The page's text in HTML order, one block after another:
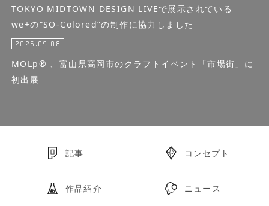
TOKYO MIDTOWN DESIGN LIVEで展示されている
we+の“SO-Colored”の制作に協力しました
2025.09.08
MOLp® 、富山県高岡市のクラフトイベント「市場街」に
初出展
記事 コンセプト
作品紹介 ニュース